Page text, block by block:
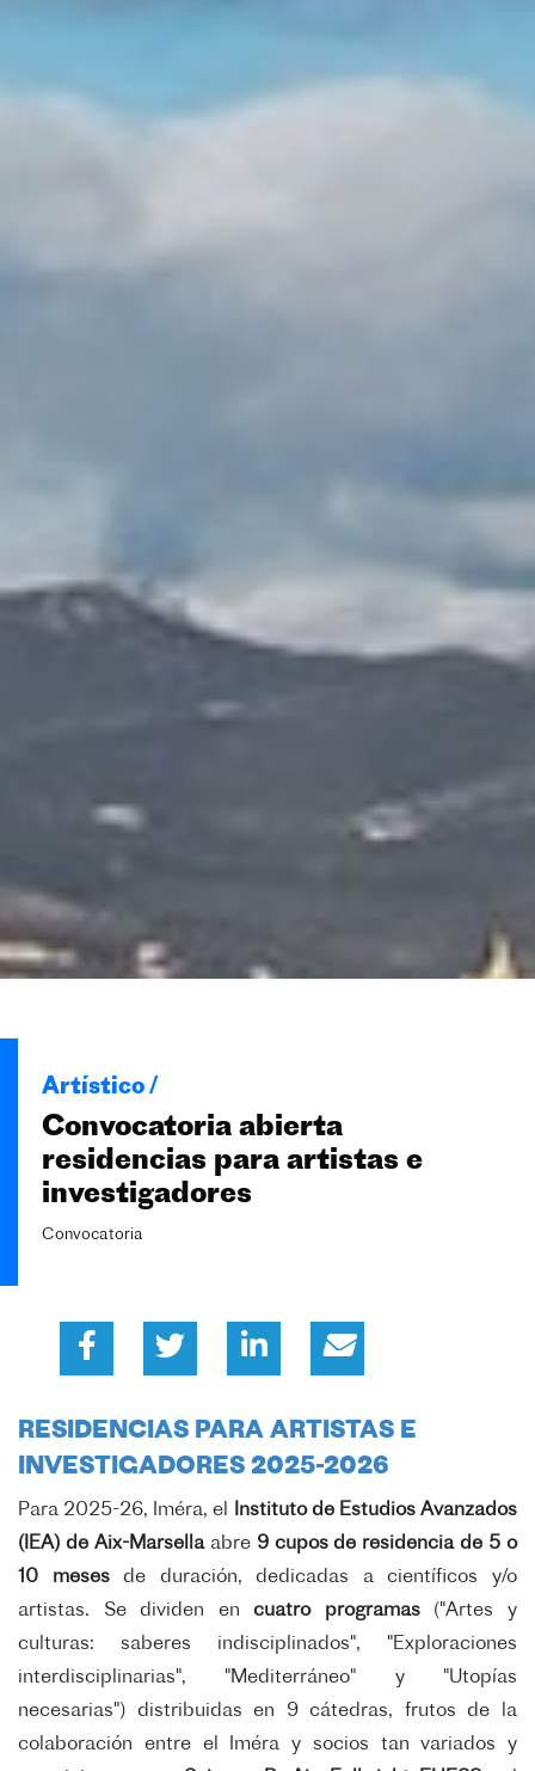
Artístico /
Convocatoria abierta
residencias para artistas e
investigadores
Convocatoria
RESIDENCIAS PARA ARTISTAS E
INVESTIGADORES 2025-2026
Para 2025-26, Iméra, el
Instituto de Estudios Avanzados
(IEA) de Aix-Marsellaabre 9 cupos de residencia de 5 o
10 mesesde duración, dedicadas a científicos y/o
artistas. Se dividen encuatro programas("Artes y
culturas: saberes indisciplinados", "Exploraciones
interdisciplinarias", "Mediterráneo" y "Utopías
necesarias") distribuidas en 9 cátedras, frutos de la
colaboración entre el Iméra y socios tan variados y